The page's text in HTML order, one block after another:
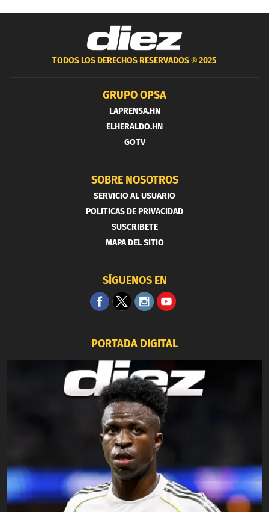
TODOS LOS DERECHOS RESERVADOS ®2025
GRUPO OPSA
LAPRENSA.HN
ELHERALDO.HN
GOTV
SOBRE NOSOTROS
SERVICIO AL USUARIO
POLITICAS DE PRIVACIDAD
SUSCRIBETE
MAPA DEL SITIO
SÍGUENOS EN
PORTADA DIGITAL